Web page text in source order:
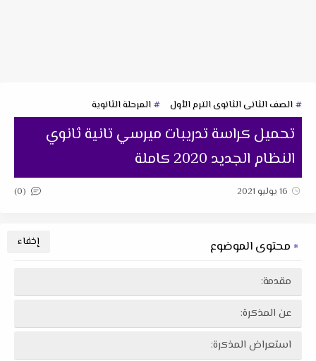
الصف الثانى الثانوى الترم الأول المرحلة الثانوية
تحميل كراسة تدريبات ميرسي تانية ثانوي
النظام الجديد 2020 كاملة
16 يوليو 2021 (0)
محتوى الموضوع
مقدمة:
عن المذكرة:
استعراض المذكرة: